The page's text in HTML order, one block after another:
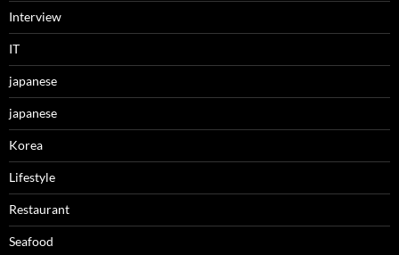
Interview
IT
japanese
japanese
Korea
Lifestyle
Restaurant
Seafood